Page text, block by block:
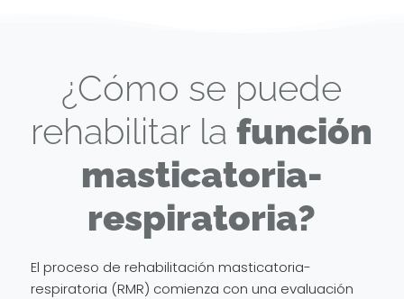
¿Cómo se puede
rehabilitar lafunción
masticatoria-
respiratoria?
El proceso de rehabilitación masticatoria-
respiratoria (RMR) comienza con una evaluación